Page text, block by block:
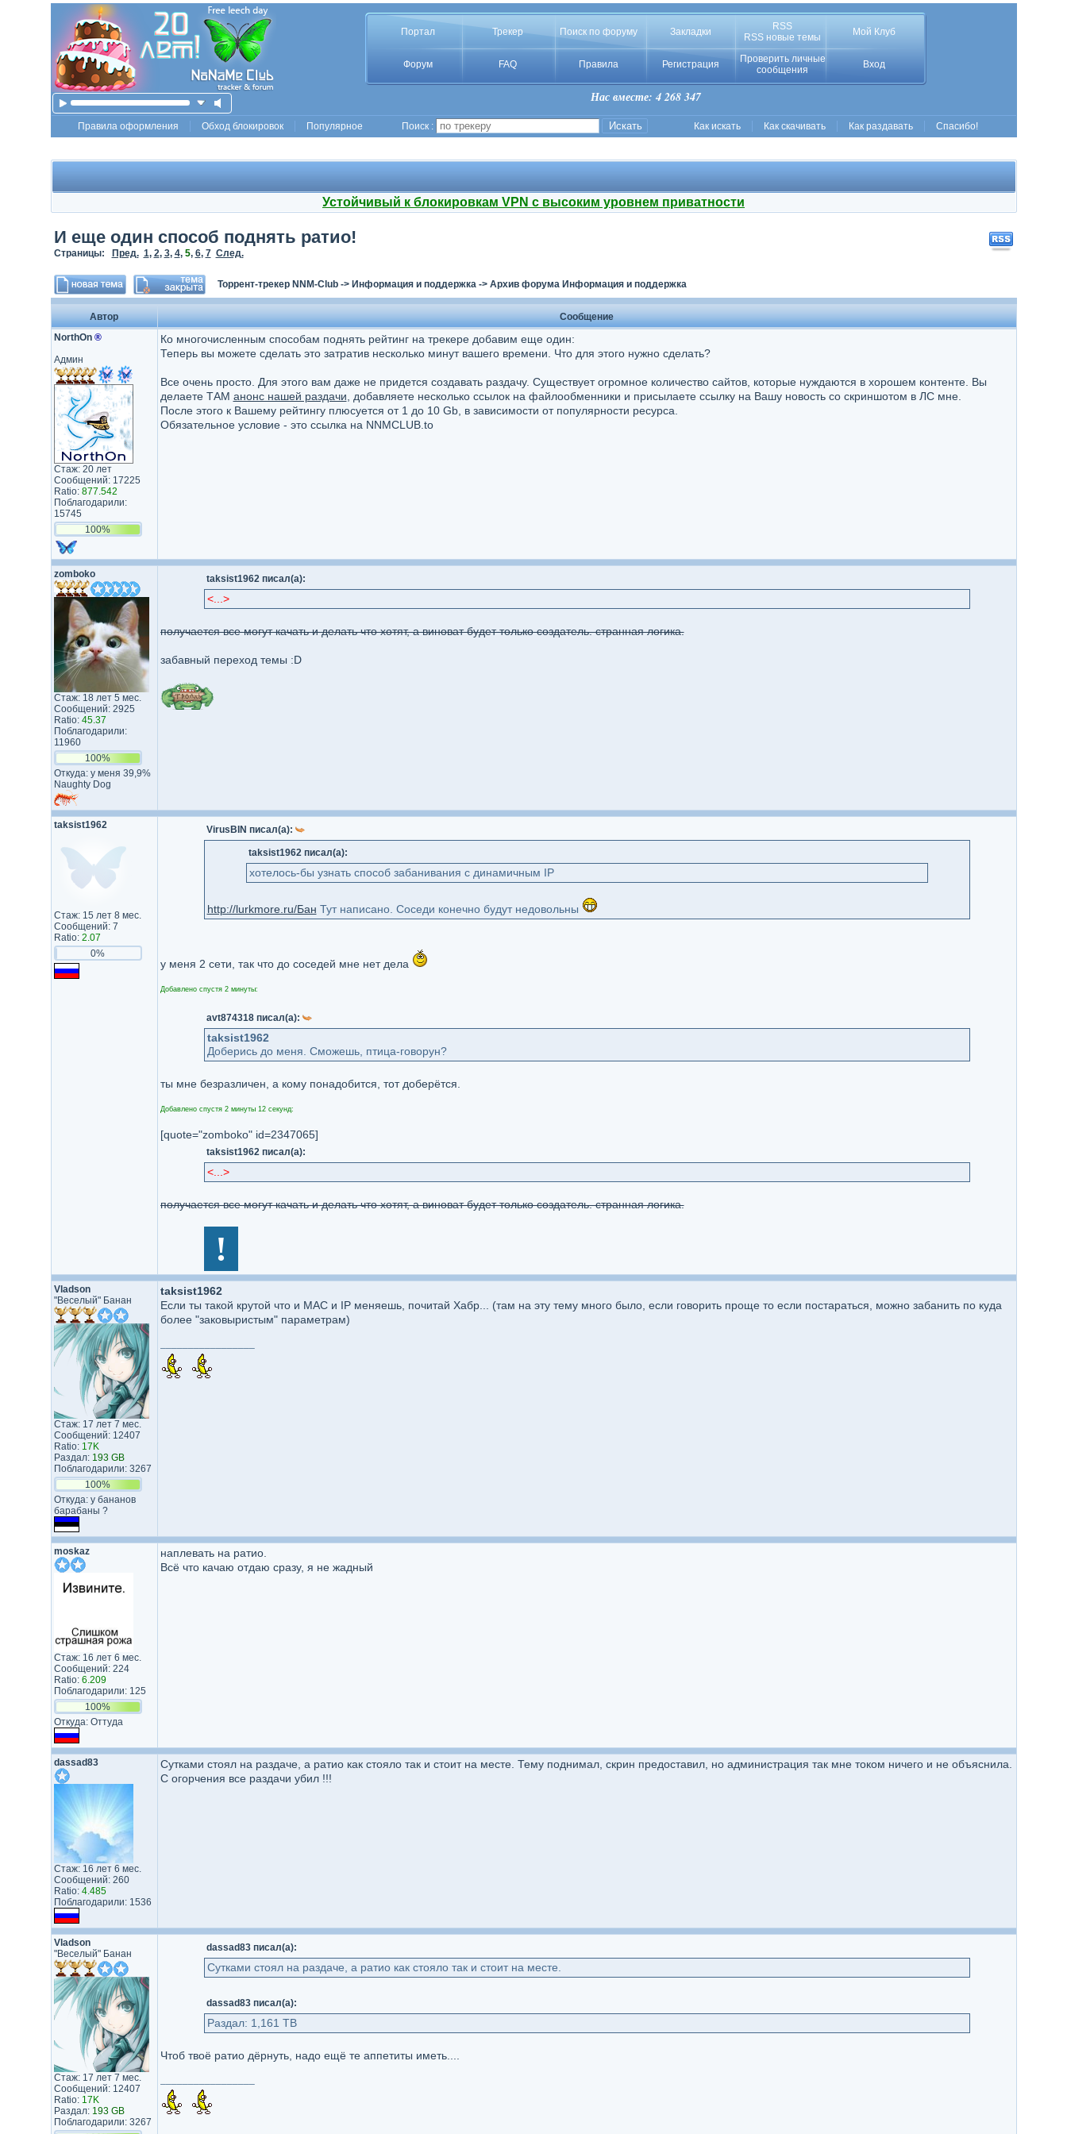
Портал Трекер Поиск по форуму Закладки
RSS
RSS новые темы
Мой Клуб
Форум FAQ Правила Регистрация
Проверить личные
сообщения
Вход
Нас вместе: 4 268 347
Правила оформления Обход блокировок Популярное Поиск : Как искать Как скачивать Как раздавать Спасибо!
Устойчивый к блокировкам VPN с высоким уровнем приватности
И еще один способ поднять ратио!
Страницы: Пред. 1, 2, 3, 4, 5, 6, 7 След.
Торрент-трекер NNM-Club-> Информация и поддержка-> Архив форума Информация и поддержка
Автор
Сообщение
NorthOn ®
Админ
Стаж: 20 лет
Сообщений: 17225
Ratio: 877.542
Поблагодарили:
15745
100%
Ко многочисленным способам поднять рейтинг на трекере добавим еще один:
Теперь вы можете сделать это затратив несколько минут вашего времени. Что для этого нужно сделать?
Все очень просто. Для этого вам даже не придется создавать раздачу. Существует огромное количество сайтов, которые нуждаются в хорошем контенте. Вы
делаете ТАМ анонс нашей раздачи , добавляете несколько ссылок на файлообменники и присылаете ссылку на Вашу новость со скриншотом в ЛС мне.
После этого к Вашему рейтингу плюсуется от 1 до 10 Gb, в зависимости от популярности ресурса.
Обязательное условие - это ссылка на NNMCLUB.to
zomboko
Стаж: 18 лет 5 мес.
Сообщений: 2925
Ratio: 45.37
Поблагодарили:
11960
100%
Откуда: у меня 39,9%
Naughty Dog
taksist1962 писал(а):
<...>
получается все могут качать и делать что хотят, а виноват будет только создатель. странная логика.
забавный переход темы :D
taksist1962
Стаж: 15 лет 8 мес.
Сообщений: 7
Ratio: 2.07
0%
VirusBIN писал(а):
taksist1962 писал(а):
хотелось-бы узнать способ забанивания с динамичным IP
http://lurkmore.ru/Бан Тут написано. Соседи конечно будут недовольны
у меня 2 сети, так что до соседей мне нет дела
Добавлено спустя 2 минуты:
avt874318 писал(а):
taksist1962
Доберись до меня. Сможешь, птица-говорун?
ты мне безразличен, а кому понадобится, тот доберётся.
Добавлено спустя 2 минуты 12 секунд:
[quote="zomboko" id=2347065]
taksist1962 писал(а):
<...>
получается все могут качать и делать что хотят, а виноват будет только создатель. странная логика.
!
Vladson
"Веселый" Банан
Стаж: 17 лет 7 мес.
Сообщений: 12407
Ratio: 17K
Раздал: 193 GB
Поблагодарили: 3267
100%
Откуда: у бананов
барабаны ?
taksist1962
Если ты такой крутой что и MAC и IP меняешь, почитай Хабр... (там на эту тему много было, если говорить проще то если постараться, можно забанить по куда
более "заковыристым" параметрам)
moskaz
Стаж: 16 лет 6 мес.
Сообщений: 224
Ratio: 6.209
Поблагодарили: 125
100%
Откуда: Оттуда
наплевать на ратио.
Всё что качаю отдаю сразу, я не жадный
dassad83
Стаж: 16 лет 6 мес.
Сообщений: 260
Ratio: 4.485
Поблагодарили: 1536
Сутками стоял на раздаче, а ратио как стояло так и стоит на месте. Тему поднимал, скрин предоставил, но администрация так мне током ничего и не объяснила.
С огорчения все раздачи убил !!!
Vladson
"Веселый" Банан
Стаж: 17 лет 7 мес.
Сообщений: 12407
Ratio: 17K
Раздал: 193 GB
Поблагодарили: 3267
dassad83 писал(а):
Сутками стоял на раздаче, а ратио как стояло так и стоит на месте.
dassad83 писал(а):
Раздал: 1,161 TB
Чтоб твоё ратио дёрнуть, надо ещё те аппетиты иметь....